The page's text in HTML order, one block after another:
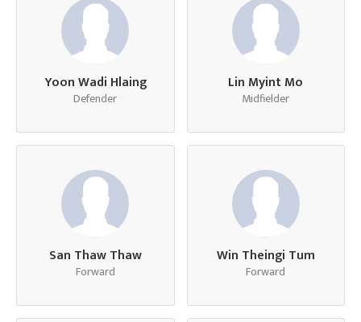
Yoon Wadi Hlaing
Defender
Lin Myint Mo
Midfielder
San Thaw Thaw
Forward
Win Theingi Tum
Forward